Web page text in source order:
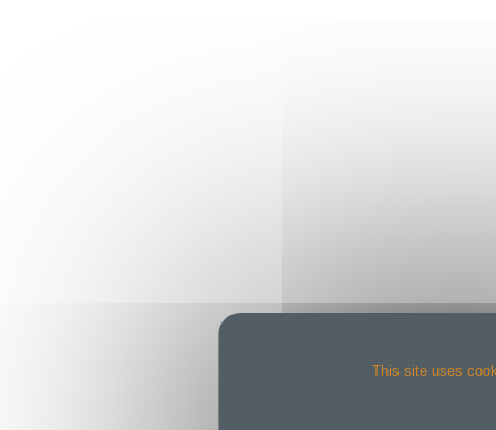
This site uses